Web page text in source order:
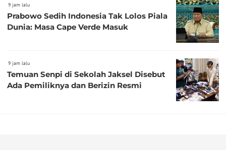
9 jam lalu
Prabowo Sedih Indonesia Tak Lolos Piala
Dunia: Masa Cape Verde Masuk
9 jam lalu
Temuan Senpi di Sekolah Jaksel Disebut
Ada Pemiliknya dan Berizin Resmi